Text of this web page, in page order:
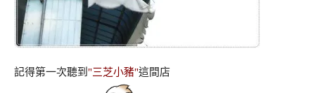
記得第一次聽到 "三芝小豬"這間店